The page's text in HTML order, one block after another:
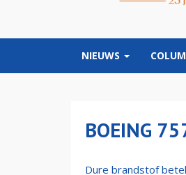
NIEUWS
BOEING
Dure brandstof